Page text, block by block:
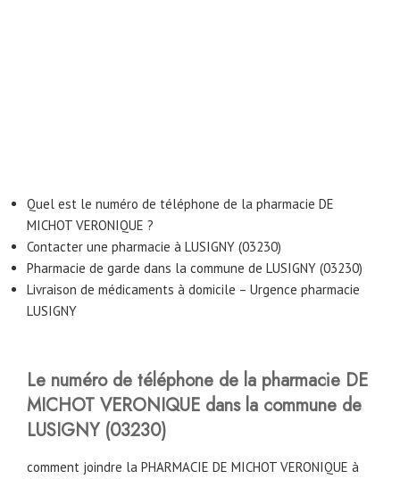
Quel est le numéro de téléphone de la pharmacie DE
MICHOT VERONIQUE ?
Contacter une pharmacie à LUSIGNY (03230)
Pharmacie de garde dans la commune de LUSIGNY (03230)
Livraison de médicaments à domicile – Urgence pharmacie
LUSIGNY
Le numéro de téléphone de la pharmacie DE
MICHOT VERONIQUE dans la commune de
LUSIGNY (03230)
comment joindre la PHARMACIE DE MICHOT VERONIQUE à